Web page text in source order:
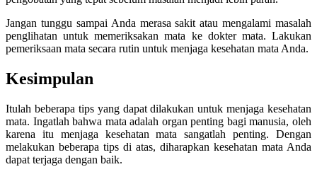
Jangan tunggu sampai Anda merasa sakit atau mengalami masalah
penglihatan untuk memeriksakan mata ke dokter mata. Lakukan
pemeriksaan mata secara rutin untuk menjaga kesehatan mata Anda.
Kesimpulan
Itulah beberapa tips yang dapat dilakukan untuk menjaga kesehatan
mata. Ingatlah bahwa mata adalah organ penting bagi manusia, oleh
karena itu menjaga kesehatan mata sangatlah penting. Dengan
melakukan beberapa tips di atas, diharapkan kesehatan mata Anda
dapat terjaga dengan baik.